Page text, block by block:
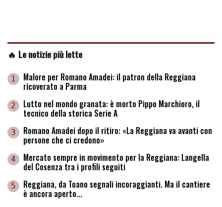
🔥 Le notizie più lette
1 Malore per Romano Amadei: il patron della Reggiana
ricoverato a Parma
2 Lutto nel mondo granata: è morto Pippo Marchioro, il
tecnico della storica Serie A
3 Romano Amadei dopo il ritiro: «La Reggiana va avanti con
persone che ci credono»
4 Mercato sempre in movimento per la Reggiana: Langella
del Cosenza tra i profili seguiti
5 Reggiana, da Toano segnali incoraggianti. Ma il cantiere
è ancora aperto...